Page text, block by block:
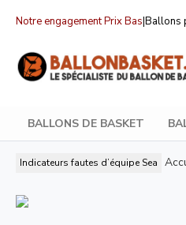
Notre engagement Prix Bas|Ballons
BALLONS DE BASKET
Indicateurs fautes d’équipe Sea